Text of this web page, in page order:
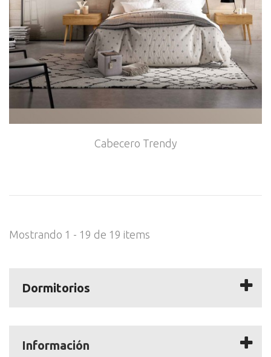
Cabecero Trendy
Mostrando 1 - 19 de 19 items
Dormitorios
Información